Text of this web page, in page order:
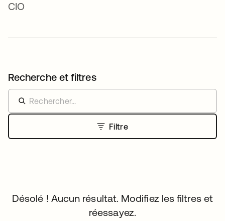
CIO
Recherche et filtres
Filtre
Désolé ! Aucun résultat. Modifiez les filtres et
réessayez.